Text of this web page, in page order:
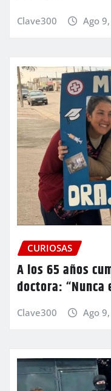
Clave300 Ago
CURIOSAS
A los 65 años
doctora:
Clave300 Ago